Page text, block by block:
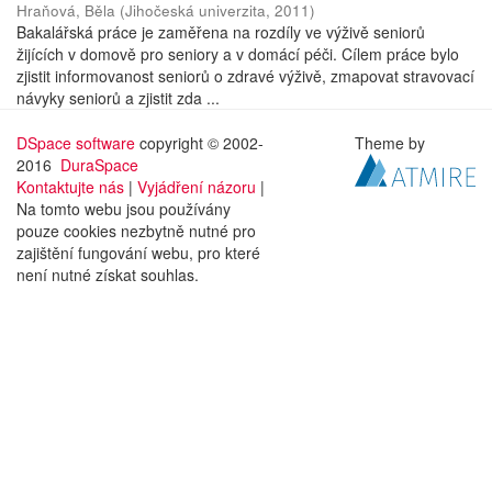
Hraňová, Běla (Jihočeská univerzita, 2011)
Bakalářská práce je zaměřena na rozdíly ve výživě seniorů
žijících v domově pro seniory a v domácí péči. Cílem práce bylo
zjistit informovanost seniorů o zdravé výživě, zmapovat stravovací
návyky seniorů a zjistit zda ...
DSpace software copyright © 2002-
2016 DuraSpace
Kontaktujte nás | Vyjádření názoru |
Na tomto webu jsou používány
pouze cookies nezbytně nutné pro
zajištění fungování webu, pro které
není nutné získat souhlas.
Theme by